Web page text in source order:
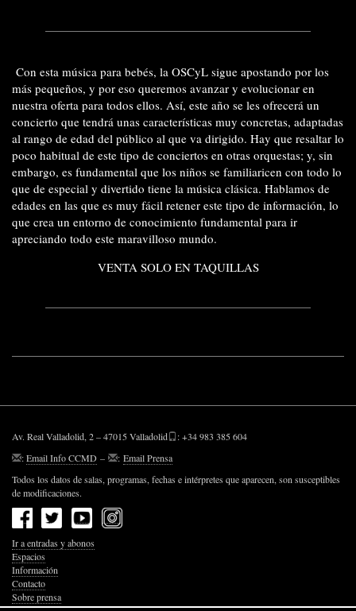
Con esta música para bebés, la OSCyL sigue apostando por los
más pequeños, y por eso queremos avanzar y evolucionar en
nuestra oferta para todos ellos. Así, este año se les ofrecerá un
concierto que tendrá unas características muy concretas, adaptadas
al rango de edad del público al que va dirigido. Hay que resaltar lo
poco habitual de este tipo de conciertos en otras orquestas; y, sin
embargo, es fundamental que los niños se familiaricen con todo lo
que de especial y divertido tiene la música clásica. Hablamos de
edades en las que es muy fácil retener este tipo de información, lo
que crea un entorno de conocimiento fundamental para ir
apreciando todo este maravilloso mundo.
VENTA SOLO EN TAQUILLAS
Av. Real Valladolid, 2 – 47015 Valladolid
: +34 983 385 604
:Email Info CCMD – : Email Prensa
Todos los datos de salas, programas, fechas e intérpretes que aparecen, son susceptibles
de modificaciones.
Ir a entradas y abonos
Espacios
Información
Contacto
Sobre prensa